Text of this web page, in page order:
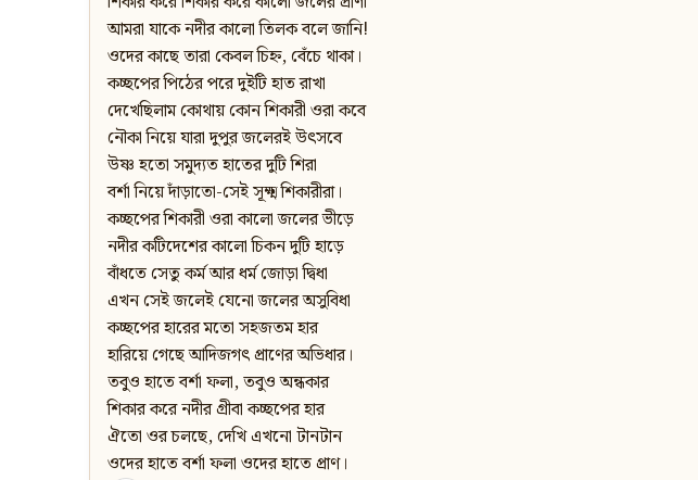
আমরা যাকে নদীর কালো তিলক বলে জানি!
ওদের কাছে তারা কেবল চিহ্ন, বেঁচে থাকা।
কচ্ছপের পিঠের পরে দুইটি হাত রাখা
দেখেছিলাম কোথায় কোন শিকারী ওরা কবে
নৌকা নিয়ে যারা দুপুর জলেরই উৎসবে
উষ্ণ হতো সমুদ্যত হাতের দুটি শিরা
বর্শা নিয়ে দাঁড়াতো-সেই সূক্ষ্ম শিকারীরা।
কচ্ছপের শিকারী ওরা কালো জলের ভীড়ে
নদীর কটিদেশের কালো চিকন দুটি হাড়ে
বাঁধতে সেতু কর্ম আর ধর্ম জোড়া দ্বিধা
এখন সেই জলেই যেনো জলের অসুবিধা
কচ্ছপের হারের মতো সহজতম হার
হারিয়ে গেছে আদিজগৎ প্রাণের অভিধার।
তবুও হাতে বর্শা ফলা, তবুও অন্ধকার
শিকার করে নদীর গ্রীবা কচ্ছপের হার
ঐতো ওর চলছে, দেখি এখনো টানটান
ওদের হাতে বর্শা ফলা ওদের হাতে প্রাণ।